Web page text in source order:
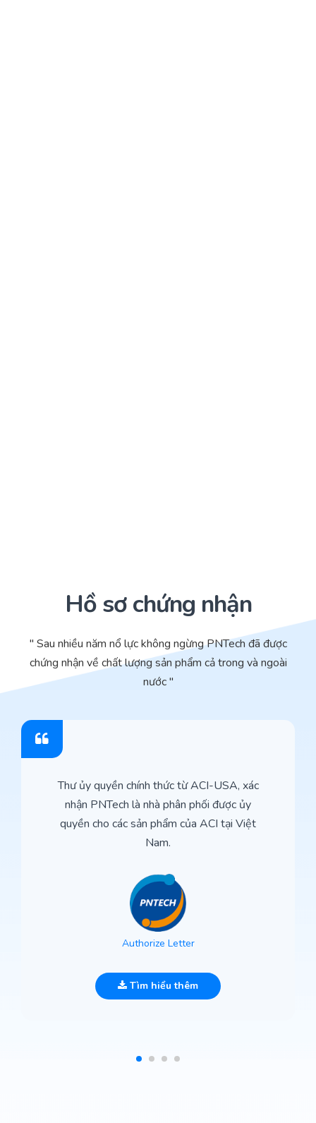
Hồ sơ chứng nhận
" Sau nhiều năm nổ lực không ngừng PNTech đã được
chứng nhận về chất lượng sản phẩm cả trong và ngoài
nước "
Thư ủy quyền chính thức từ ACI-USA, xác
nhận PNTech là nhà phân phối được ủy
quyền cho các sản phẩm của ACI tại Việt
Nam.
Authorize Letter
Tìm hiểu thêm